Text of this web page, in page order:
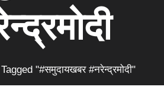
"#समुदायखबर #नरेन्द्रमोदी"